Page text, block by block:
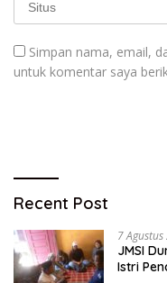
Simpan nama, email,
untuk komentar saya
Recent Post
7
JMSI
Istri